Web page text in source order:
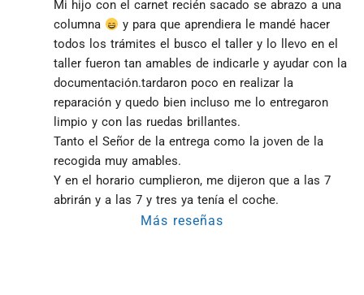
Mi hijo con el carnet recién sacado se abrazo a una
columna
y para que aprendiera le mandé hacer
todos los trámites el busco el taller y lo llevo en el
taller fueron tan amables de indicarle y ayudar con la
documentación.tardaron poco en realizar la
reparación y quedo bien incluso me lo entregaron
limpio y con las ruedas brillantes.
Tanto el Señor de la entrega como la joven de la
recogida muy amables.
Y en el horario cumplieron, me dijeron que a las 7
abrirán y a las 7 y tres ya tenía el coche.
Más reseñas